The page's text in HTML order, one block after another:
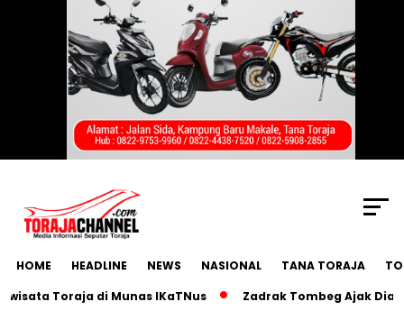
HOME HEADLINE NEWS NASIONAL TANA TORAJA
Toraja di Munas IKaTNus
Zadrak Tombeg Ajak